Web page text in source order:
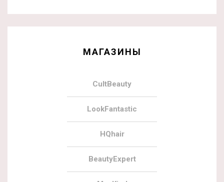
МАГАЗИНЫ
CultBeauty
LookFantastic
HQhair
BeautyExpert